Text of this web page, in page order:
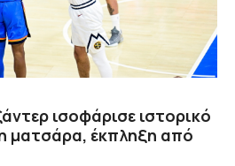
ισοφάρισε ιστορικό
ματσάρα, έκπληξη από